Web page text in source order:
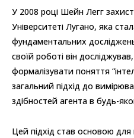
У 2008 році Шейн Легг
Університеті Лугано, яка
фундаментальних
своїй роботі він
формалізувати поняття
загальний підхід до
здібностей агента в будь-
Цей підхід став основою